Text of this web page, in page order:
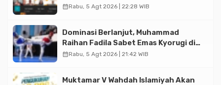
Diskusi Paramadina
calendar_monthRabu, 5 Agt 2026 | 22:28 WIB
Dominasi Berlanjut, Muhammad
Raihan Fadila Sabet Emas Kyorugi di
Asian Taekwondo Indonesia Open
calendar_monthRabu, 5 Agt 2026 | 21:42 WIB
Muktamar V Wahdah Islamiyah Akan